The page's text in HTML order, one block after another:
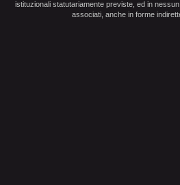
istituzionali statutariamente previste, ed in
associati, anche in forme